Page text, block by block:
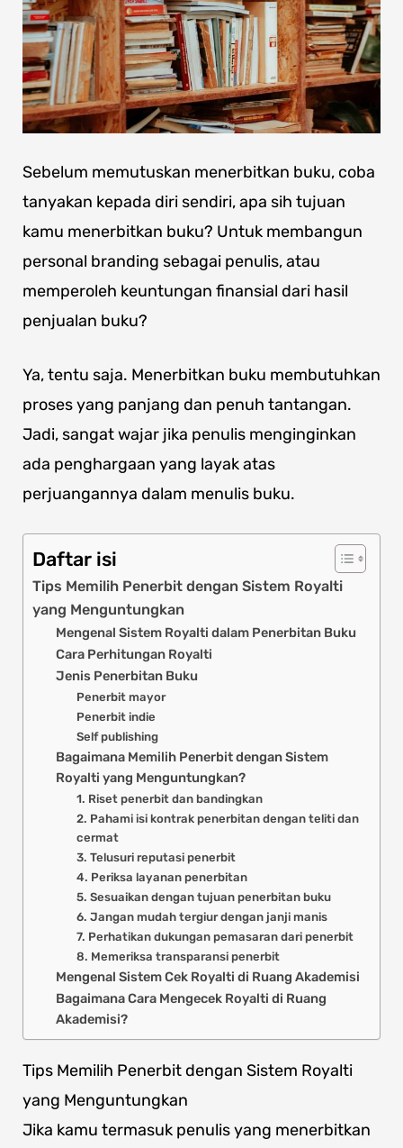
Sebelum memutuskan menerbitkan buku, coba
tanyakan kepada diri sendiri, apa sih tujuan
kamu menerbitkan buku? Untuk membangun
personal branding sebagai penulis, atau
memperoleh keuntungan finansial dari hasil
penjualan buku?
Ya, tentu saja. Menerbitkan buku membutuhkan
proses yang panjang dan penuh tantangan.
Jadi, sangat wajar jika penulis menginginkan
ada penghargaan yang layak atas
perjuangannya dalam menulis buku.
Daftar isi
Tips Memilih Penerbit dengan Sistem Royalti
yang Menguntungkan
Mengenal Sistem Royalti dalam Penerbitan Buku
Cara Perhitungan Royalti
Jenis Penerbitan Buku
Penerbit mayor
Penerbit indie
Self publishing
Bagaimana Memilih Penerbit dengan Sistem
Royalti yang Menguntungkan?
1. Riset penerbit dan bandingkan
2. Pahami isi kontrak penerbitan dengan teliti dan
cermat
3. Telusuri reputasi penerbit
4. Periksa layanan penerbitan
5. Sesuaikan dengan tujuan penerbitan buku
6. Jangan mudah tergiur dengan janji manis
7. Perhatikan dukungan pemasaran dari penerbit
8. Memeriksa transparansi penerbit
Mengenal Sistem Cek Royalti di Ruang Akademisi
Bagaimana Cara Mengecek Royalti di Ruang
Akademisi?
Tips Memilih Penerbit dengan Sistem Royalti
yang Menguntungkan
Jika kamu termasuk penulis yang menerbitkan